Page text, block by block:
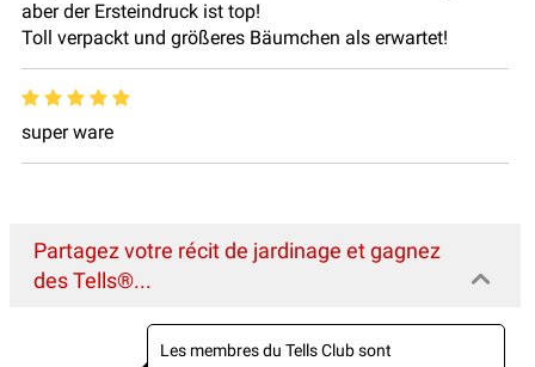
aber der Ersteindruck ist top!
Toll verpackt und größeres Bäumchen als erwartet!
super ware
Partagez votre récit de jardinage et gagnez
des Tells®...
Les membres du Tells Club sont